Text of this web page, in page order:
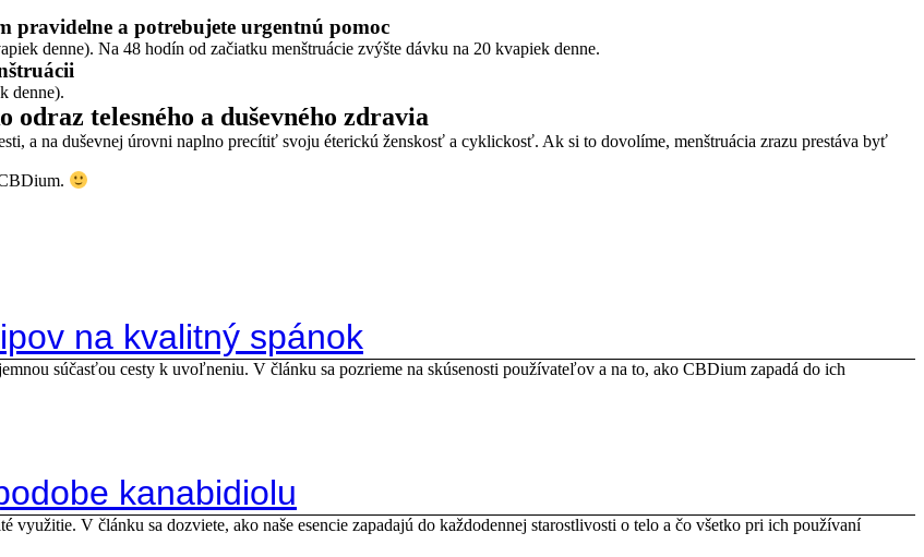
pravidelne a potrebujete urgentnú pomoc
denne). Na 48 hodín od začiatku menštruácie zvýšte dávku na 20 kvapiek denne.
denne).
odraz telesného a duševného zdravia
a na duševnej úrovni naplno precítiť svoju éterickú ženskosť a cyklickosť. Ak si to dovolíme, menštruácia zrazu prestáva byť
na kvalitný spánok
súčasťou cesty k uvoľneniu. V článku sa pozrieme na skúsenosti používateľov a na to, ako CBDium zapadá do ich
kanabidiolu
V článku sa dozviete, ako naše esencie zapadajú do každodennej starostlivosti o telo a čo všetko pri ich používaní